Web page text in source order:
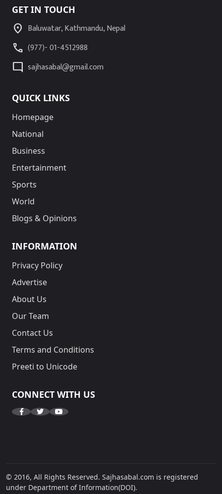
GET IN TOUCH
location_on Baluwatar, Kathmandu, Nepal
call (977)- 01-4512988
mode_comment sajhasabal@gmail.com
QUICK LINKS
Homepage
National
Business
Entertainment
Sports
World
Blogs & Opinions
INFORMATION
Privacy Policy
Advertise
About Us
Our Team
Contact Us
Terms and Conditions
Preeti to Unicode
CONNECT WITH US
© 2016, All Rights Reserved. Sajhasabal.com is registered
under Department of Information(DOI).